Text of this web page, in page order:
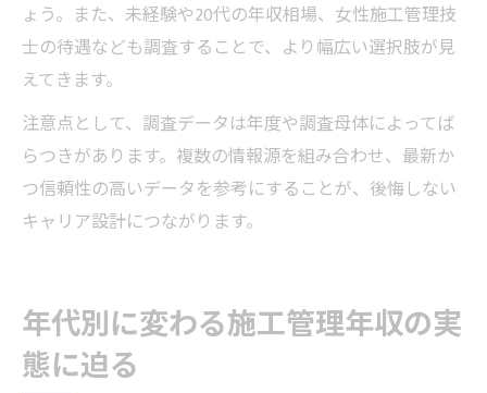
ょう。また、未経験や20代の年収相場、女性施工管理技
士の待遇なども調査することで、より幅広い選択肢が見
えてきます。
注意点として、調査データは年度や調査母体によってば
らつきがあります。複数の情報源を組み合わせ、最新か
つ信頼性の高いデータを参考にすることが、後悔しない
キャリア設計につながります。
年代別に変わる施工管理年収の実
態に迫る